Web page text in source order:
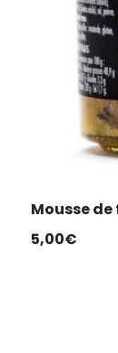
Mousse
5,00€